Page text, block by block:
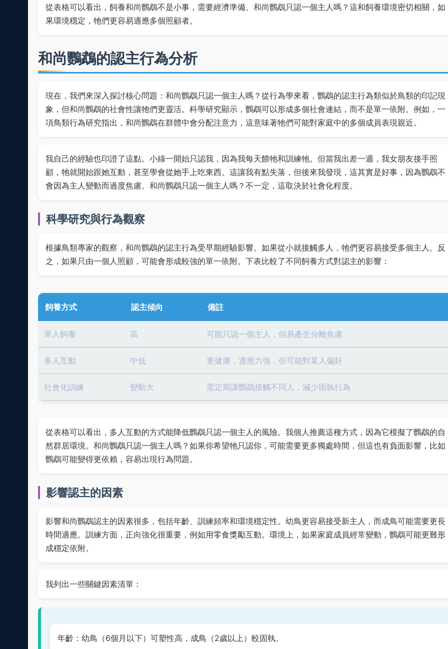
從表格可以看出，飼養和尚鸚鵡不是小事，需要經濟準備。和尚鸚鵡只認一個主人嗎？這和飼養環境密切相關，如
果環境穩定，牠們更容易適應多個照顧者。
和尚鸚鵡的認主行為分析
現在，我們來深入探討核心問題：和尚鸚鵡只認一個主人嗎？從行為學來看，鸚鵡的認主行為類似於鳥類的印記現
象，但和尚鸚鵡的社會性讓牠們更靈活。科學研究顯示，鸚鵡可以形成多個社會連結，而不是單一依附。例如，一
項鳥類行為研究指出，和尚鸚鵡在群體中會分配注意力，這意味著牠們可能對家庭中的多個成員表現親近。
我自己的經驗也印證了這點。小綠一開始只認我，因為我每天餵牠和訓練牠。但當我出差一週，我女朋友接手照
顧，牠就開始跟她互動，甚至學會從她手上吃東西。這讓我有點失落，但後來我發現，這其實是好事，因為鸚鵡不
會因為主人變動而過度焦慮。和尚鸚鵡只認一個主人嗎？不一定，這取決於社會化程度。
科學研究與行為觀察
根據鳥類專家的觀察，和尚鸚鵡的認主行為受早期經驗影響。如果從小就接觸多人，牠們更容易接受多個主人。反
之，如果只由一個人照顧，可能會形成較強的單一依附。下表比較了不同飼養方式對認主的影響：
飼養方式 認主傾向 備註
單人飼養 高 可能只認一個主人，但易產生分離焦慮
多人互動 中低 更健康，適應力強，但可能對某人偏好
社會化訓練 變動大 需定期讓鸚鵡接觸不同人，減少固執行為
從表格可以看出，多人互動的方式能降低鸚鵡只認一個主人的風險。我個人推薦這種方式，因為它模擬了鸚鵡的自
然群居環境。和尚鸚鵡只認一個主人嗎？如果你希望牠只認你，可能需要更多獨處時間，但這也有負面影響，比如
鸚鵡可能變得更依賴，容易出現行為問題。
影響認主的因素
影響和尚鸚鵡認主的因素很多，包括年齡、訓練頻率和環境穩定性。幼鳥更容易接受新主人，而成鳥可能需要更長
時間適應。訓練方面，正向強化很重要，例如用零食獎勵互動。環境上，如果家庭成員經常變動，鸚鵡可能更難形
成穩定依附。
我列出一些關鍵因素清單：
年齡：幼鳥（6個月以下）可塑性高，成鳥（2歲以上）較固執。